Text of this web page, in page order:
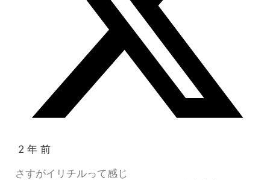
2 年 前
さすがイリチルって感じ